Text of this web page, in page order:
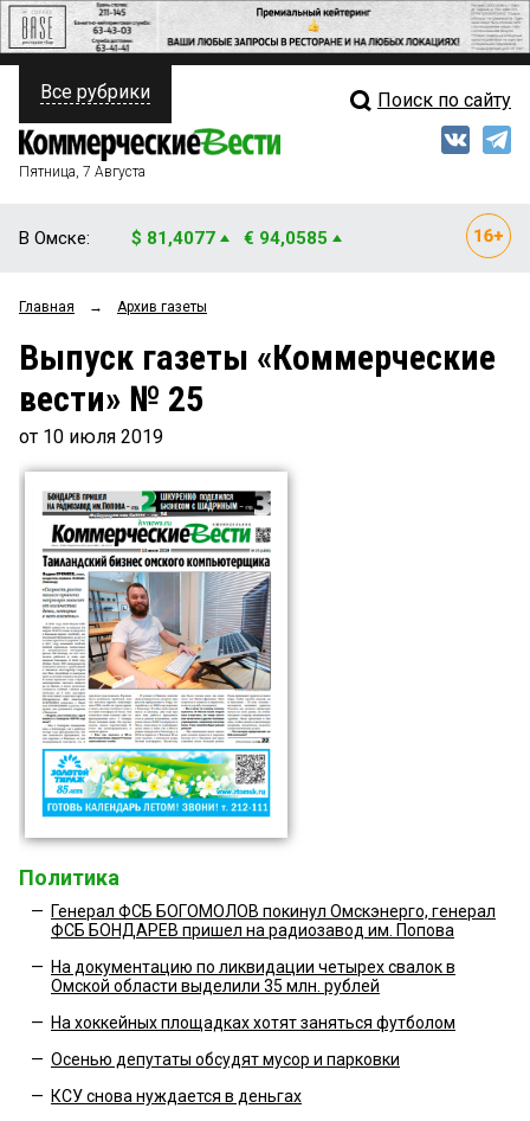
ПОЛИТИКА
ФИНАНСЫ
ОБЩЕСТВО
ЗАКОН
ПРОИСШЕСТВИЯ
СТИЛЬ ЖИЗНИ
Свежий выпуск
Рейтинги
Все рубрики Поиск по сайту
Пятница, 7 Августа
В Омске: $ 81,4077 € 94,0585
Главная → Архив газеты
Выпуск газеты «Коммерческие
вести» № 25
от 10 июля 2019
Политика
— Генерал ФСБ БОГОМОЛОВ покинул Омскэнерго, генерал
ФСБ БОНДАРЕВ пришел на радиозавод им. Попова
— На документацию по ликвидации четырех свалок в
Омской области выделили 35 млн. рублей
— На хоккейных площадках хотят заняться футболом
— Осенью депутаты обсудят мусор и парковки
— КСУ снова нуждается в деньгах